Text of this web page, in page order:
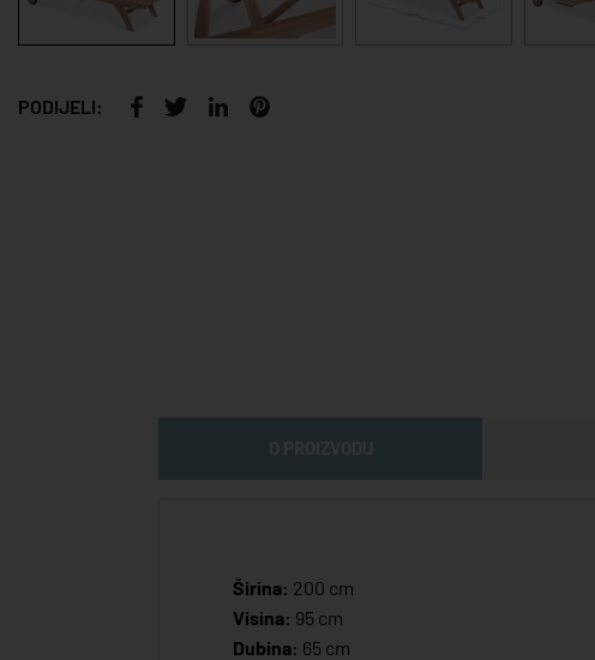
PODIJELI:
Širina: 200 cm
Visina: 95 cm
Dubina: 65 cm